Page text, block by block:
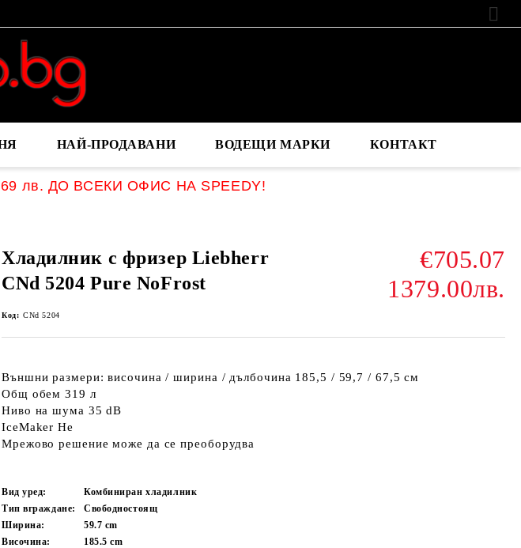
НАЙ-ПРОДАВАНИ ВОДЕЩИ МАРКИ КОНТАКТ
лв. ДО ВСЕКИ ОФИС НА SPEEDY!
Хладилник с фризер Liebherr
CNd 5204 Pure NoFrost
€705.07
1379.00лв.
Код: CNd 5204
Външни размери: височина / ширина / дълбочина 185,5 / 59,7 / 67,5 см
Общ обем 319 л
Ниво на шума 35 dB
IceMaker Не
Мрежово решение може да се преоборудва
Вид уред:
Комбиниран хладилник
Тип вграждане:
Свободностоящ
Ширина:
59.7 cm
Височина:
185.5cm